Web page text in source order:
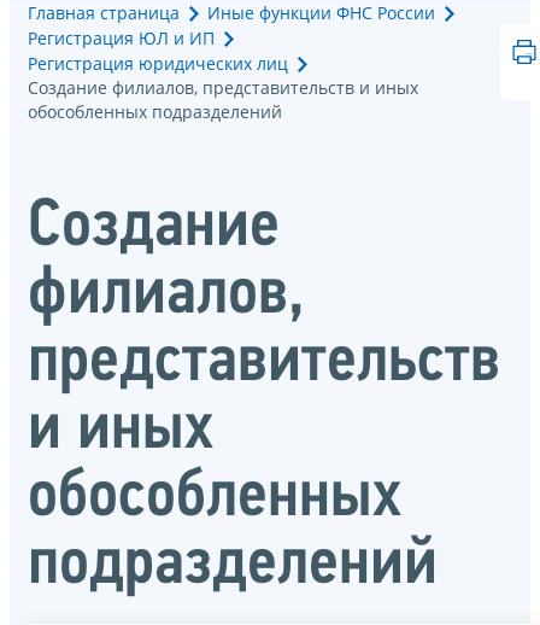
Главная страница
Иные функции ФНС России
Регистрация ЮЛ и ИП
Регистрация юридических лиц
Создание филиалов, представительств и иных
обособленных подразделений
Создание
филиалов,
представительств
и иных
обособленных
подразделений